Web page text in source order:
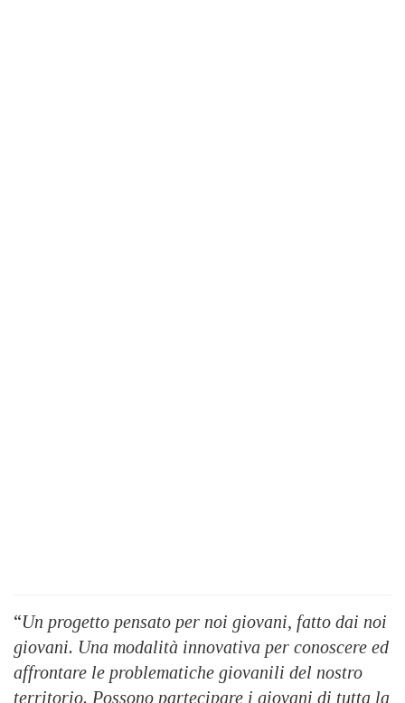
“Un progetto pensato per noi giovani, fatto dai noi
giovani. Una modalità innovativa per conoscere ed
affrontare le problematiche giovanili del nostro
territorio. Possono partecipare i giovani di tutta la